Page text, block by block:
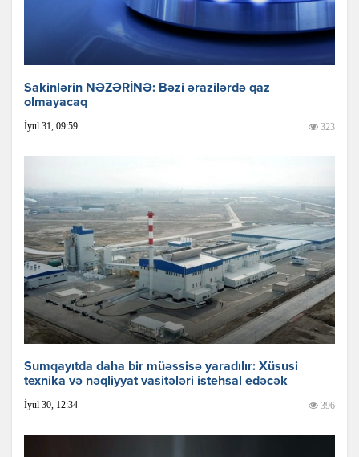
Sakinlərin NƏZƏRİNƏ: Bəzi ərazilərdə qaz
olmayacaq
İyul 31, 09:59 323
Sumqayıtda daha bir müəssisə yaradılır: Xüsusi
texnika və nəqliyyat vasitələri istehsal edəcək
İyul 30, 12:34 396